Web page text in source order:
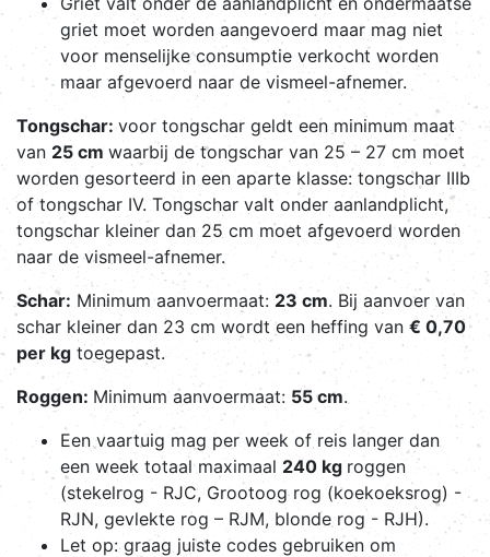
griet moet worden aangevoerd maar mag niet
voor menselijke consumptie verkocht worden
maar afgevoerd naar de vismeel-afnemer.
Tongschar:voor tongschar geldt een minimum maat
van 25 cm waarbij de tongschar van 25 – 27 cm moet
worden gesorteerd in een aparte klasse: tongschar IIIb
of tongschar IV. Tongschar valt onder aanlandplicht,
tongschar kleiner dan 25 cm moet afgevoerd worden
naar de vismeel-afnemer.
Schar: Minimum aanvoermaat: 23 cm. Bij aanvoer van
schar kleiner dan 23 cm wordt een heffing van € 0,70
per kg toegepast.
Roggen: Minimum aanvoermaat: 55 cm.
Een vaartuig mag per week of reis langer dan
een week totaal maximaal 240 kg roggen
(stekelrog - RJC, Grootoog rog (koekoeksrog) -
RJN, gevlekte rog – RJM, blonde rog - RJH).
Let op: graag juiste codes gebruiken om